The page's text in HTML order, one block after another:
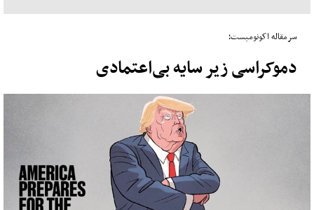
سرمقاله اکونومیست؛
دموکراسی زیر سایه بی‌اعتمادی